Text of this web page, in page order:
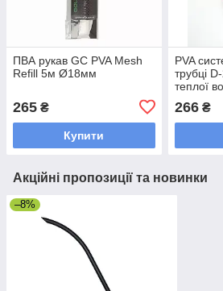
ПВА рукав GC PVA Mesh
Refill 5м Ø18мм
265 ₴
Купити
PVA
трубці
теплої
266₴
Акційні пропозиції та новинки
–8%